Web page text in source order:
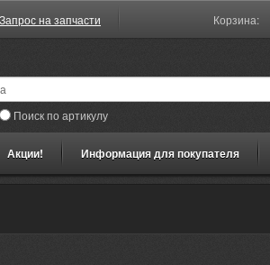
Запрос на запчасти Корзина:
Поиск по артикулу
Акции! Информация для покупателя